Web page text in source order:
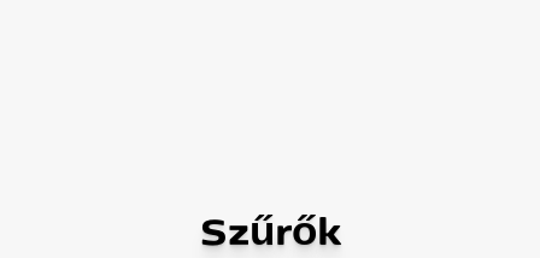
Szűrők